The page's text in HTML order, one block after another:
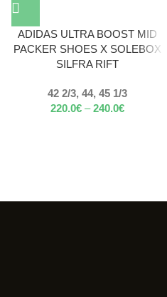
ADIDAS ULTRA BOOST MID
PACKER SHOES X SOLEBOX
SILFRA RIFT
42 2/3, 44, 45 1/3
220.0€ – 240.0€